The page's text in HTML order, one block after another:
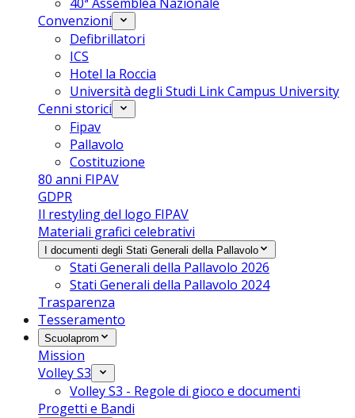
Convenzioni
Defibrillatori
ICS
Hotel la Roccia
Università degli Studi Link Campus University
Cenni storici
Fipav
Pallavolo
Costituzione
80 anni FIPAV
GDPR
Il restyling del logo FIPAV
Materiali grafici celebrativi
I documenti degli Stati Generali della Pallavolo
Stati Generali della Pallavolo 2026
Stati Generali della Pallavolo 2024
Trasparenza
Tesseramento
Scuolaprom
Mission
Volley S3
Volley S3 - Regole di gioco e documenti
Progetti e Bandi